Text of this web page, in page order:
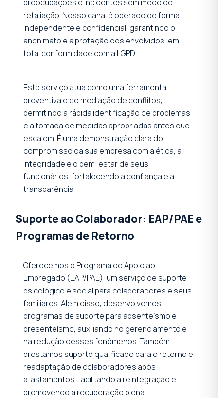
preocupações e incidentes sem medo de
retaliação. Nosso canal é operado de forma
independente e confidencial, garantindo o
anonimato e a proteção dos envolvidos, em
total conformidade com a LGPD.
Este serviço atua como uma ferramenta
preventiva e de mediação de conflitos,
permitindo a rápida identificação de problemas
e a tomada de medidas apropriadas antes que
escalem. É uma demonstração clara do
compromisso da sua empresa com a ética, a
integridade e o bem-estar de seus
funcionários, fortalecendo a confiança e a
transparência.
Suporte ao Colaborador: EAP/PAE e
Programas de Retorno
Oferecemos o Programa de Apoio ao
Empregado (EAP/PAE), um serviço de suporte
psicológico e social para colaboradores e seus
familiares. Além disso, desenvolvemos
programas de suporte para absenteísmo e
presenteísmo, auxiliando no gerenciamento e
na redução desses fenômenos. Também
prestamos suporte qualificado para o retorno e
readaptação de colaboradores após
afastamentos, facilitando a reintegração e
promovendo a recuperação plena.